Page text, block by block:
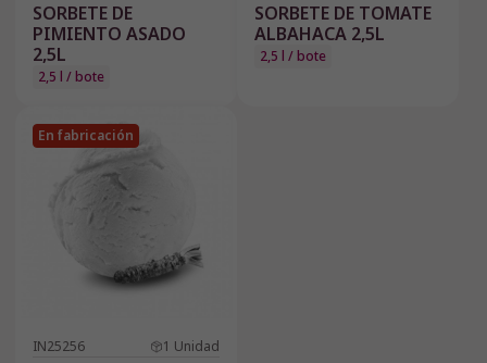
SORBETE DE
PIMIENTO ASADO
2,5L
2,5 l / bote
SORBETE DE TOMATE
ALBAHACA 2,5L
2,5 l / bote
En fabricación
IN25256 1 Unidad